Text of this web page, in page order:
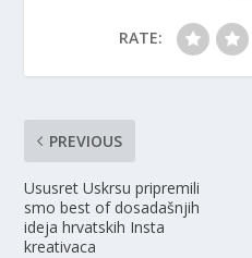
RATE:
PREVIOUS
Ususret Uskrsu pripremili
smo best of dosadašnjih
ideja hrvatskih Insta
kreativaca